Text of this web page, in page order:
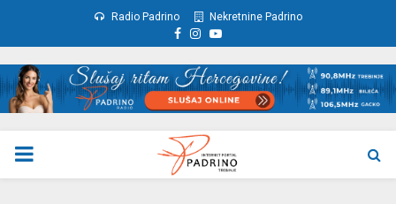
Radio Padrino Nekretnine Padrino
Facebook
Instagram
Youtube
PRIMARY